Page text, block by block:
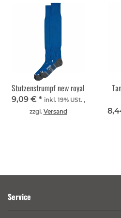
Stutzenstrumpf new royal
9,09 € * inkl. 19% USt. ,
zzgl. Versand
Service